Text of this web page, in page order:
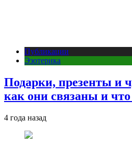
Публикации
Эзотерика
Подарки, презенты и
как они связаны и
4 года назад